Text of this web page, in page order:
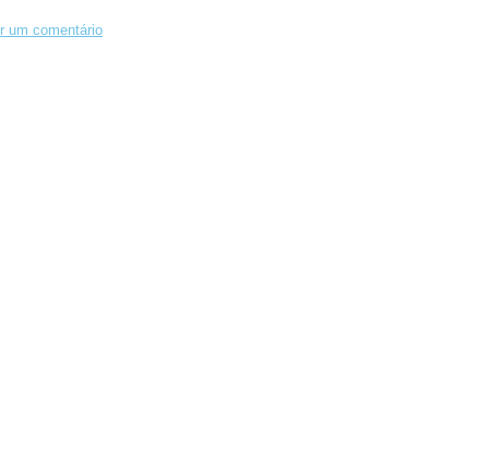
um comentário